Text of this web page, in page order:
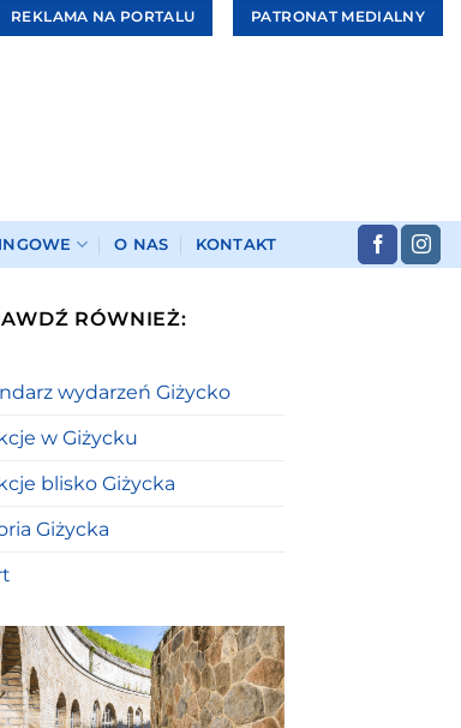
REKLAMA NA PORTALU PATRONAT MEDIALNY
O NAS KONTAKT
RÓWNIEŻ:
wydarzeń Giżycko
w Giżycku
blisko Giżycka
Giżycka